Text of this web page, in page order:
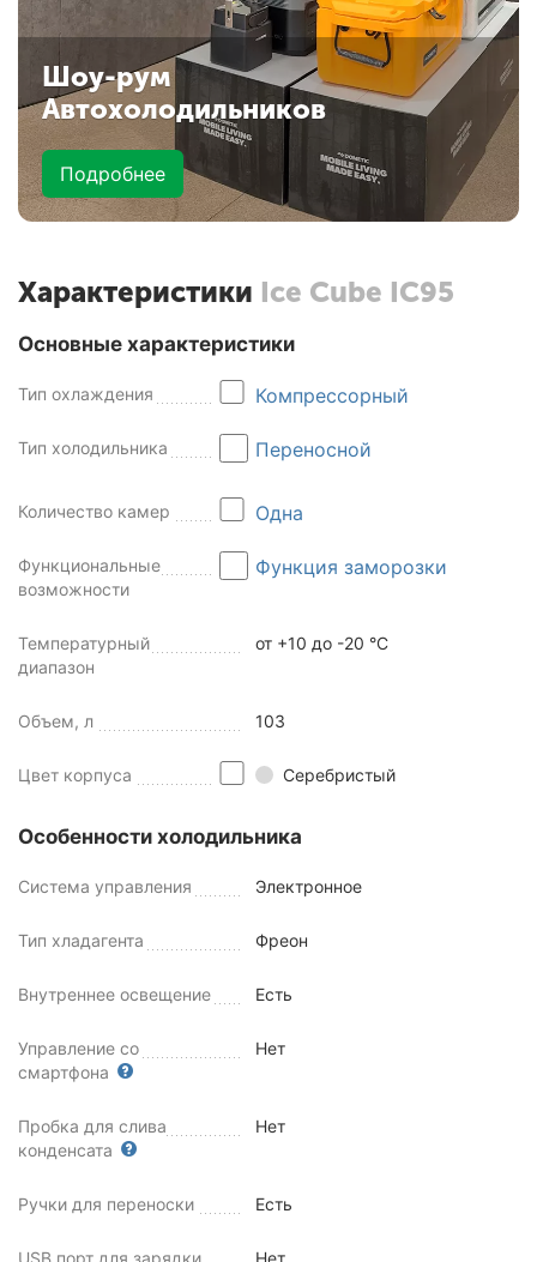
Шоу-рум
Автохолодильников
Подробнее
Характеристики Ice Cube IC95
Основные характеристики
Тип охлаждения Компрессорный
Тип холодильника Переносной
Количество камер Одна
Функциональные
возможности
Функция заморозки
Температурный
диапазон
от +10 до -20 °C
Объем, л 103
Цвет корпуса Серебристый
Особенности холодильника
Система управления Электронное
Тип хладагента Фреон
Внутреннее освещение Есть
Управление со
смартфона
Нет
Пробка для слива
конденсата
Нет
Ручки для переноски Есть
USB порт для зарядки Нет